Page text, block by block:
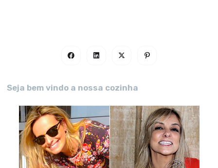
Seja bem vindo a nossa cozinha